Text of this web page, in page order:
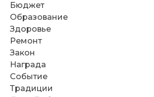
Бюджет
Образование
Здоровье
Ремонт
Закон
Награда
Событие
Традиции